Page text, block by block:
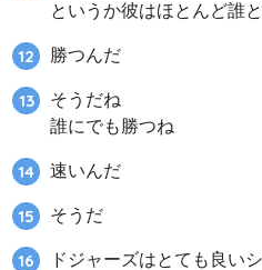
というか彼はほとんど誰
勝つんだ
そうだね
誰にでも勝つね
速いんだ
そうだ
ドジャーズはとても良い